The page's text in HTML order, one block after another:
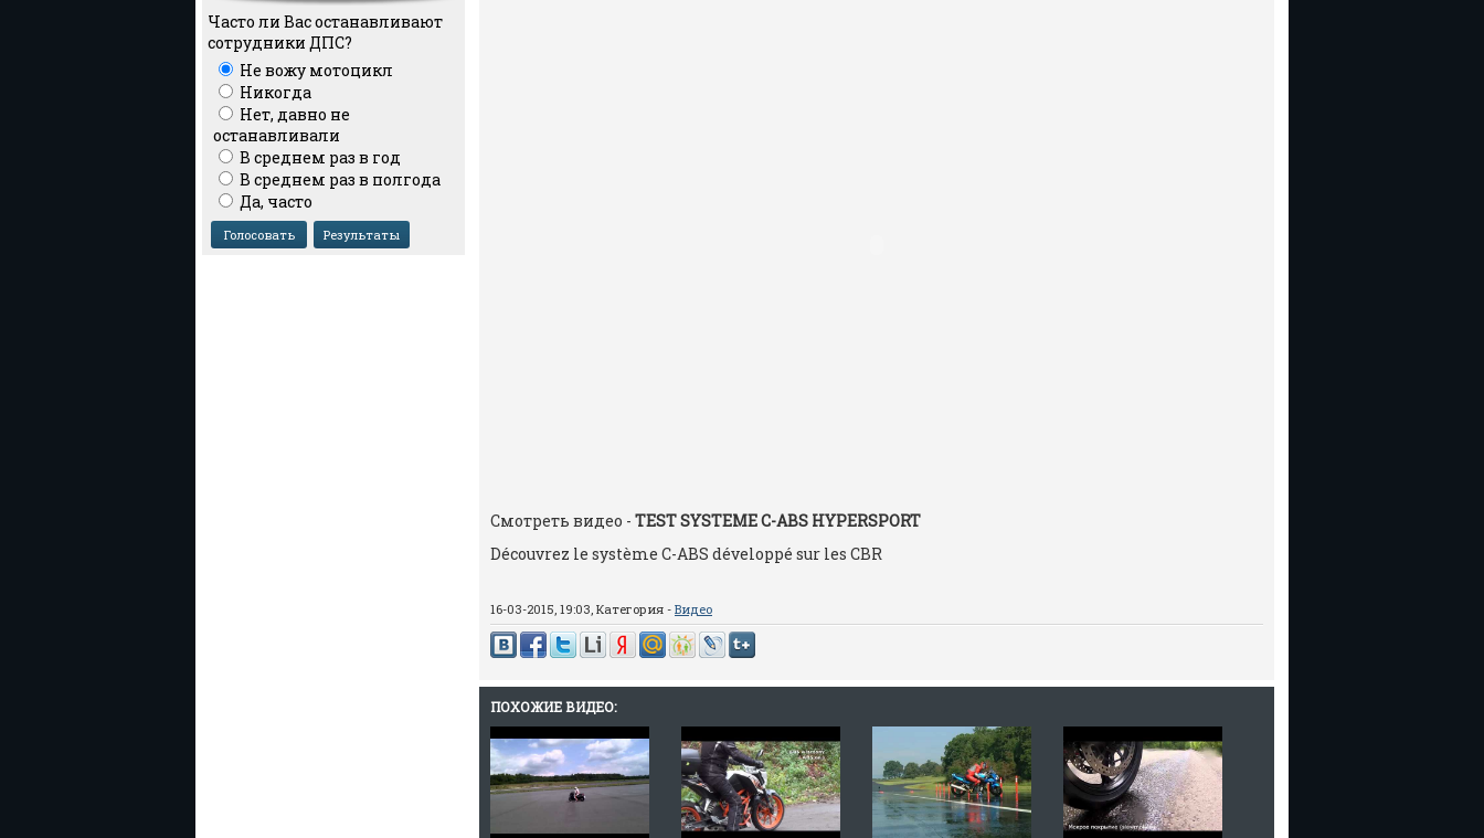
Часто ли Вас останавливают
сотрудники ДПС?
Не вожу мотоцикл
Никогда
Нет, давно не
останавливали
В среднем раз в год
В среднем раз в полгода
Да, часто
Смотреть видео - TEST SYSTEME C-ABS HYPERSPORT
Découvrez le système C-ABS développé sur les CBR
16-03-2015, 19:03, Категория - Видео
ПОХОЖИЕ ВИДЕО: